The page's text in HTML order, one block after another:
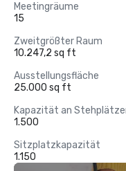
Meetingräume
15
Zweitgrößter Raum
10.247,2 sq ft
Ausstellungsfläche
25.000 sq ft
Kapazität an
1.500
Sitzplatzkapazität
1.150